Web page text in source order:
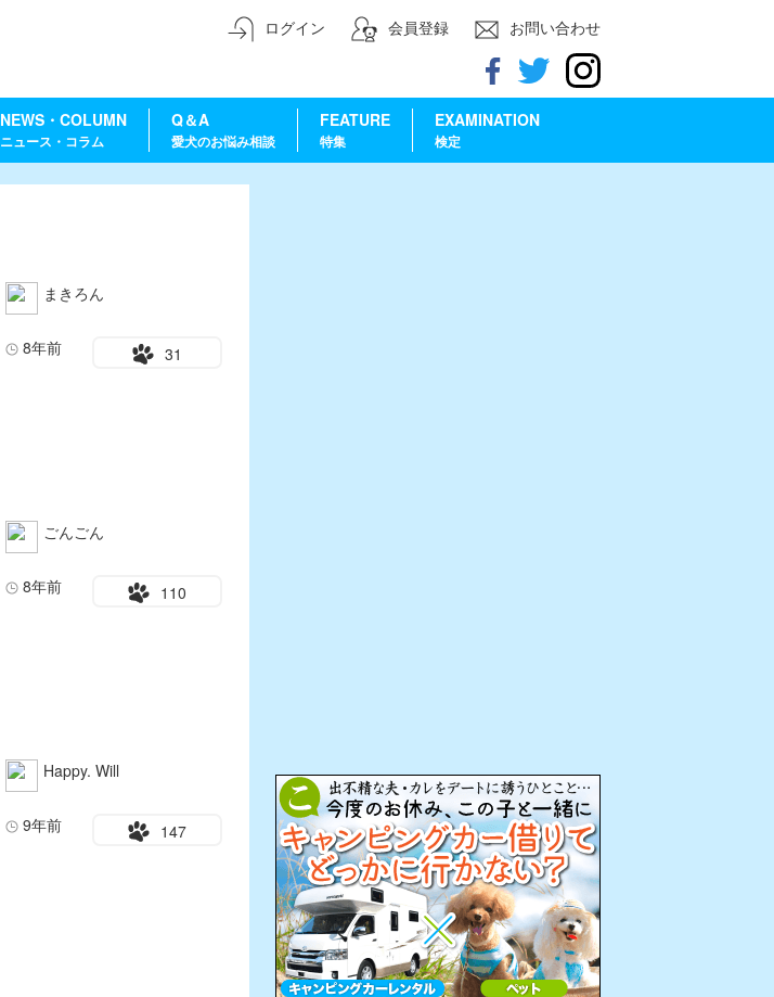
ログイン 会員登録 お問い合わせ
NEWS・COLUMN
ニュース・コラム
Q＆A
愛犬のお悩み相談
FEATURE
特集
EXAMINATION
検定
まきろん
8年前 31
ごんごん
8年前 110
Happy. Will
9年前 147